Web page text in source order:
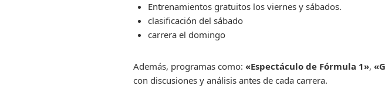
Entrenamientos gratuitos los viernes y sábados.
clasificación del sábado
carrera el domingo
Además, programas como:«Espectáculo de Fórmula 1»,
con discusiones y análisis antes de cada carrera.